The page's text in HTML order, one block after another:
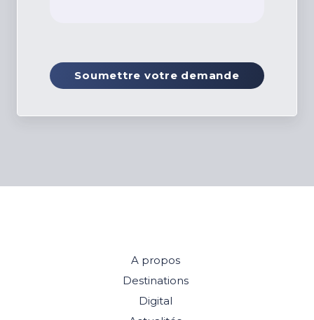
Soumettre votre demande
A propos
Destinations
Digital